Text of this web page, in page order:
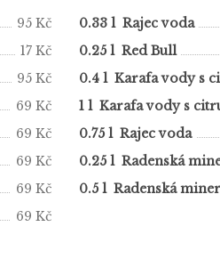
95 Kč
17 Kč
95 Kč
69 Kč
69 Kč
69 Kč
69 Kč
69 Kč
0.33 l Rajec voda
0.25 l Red Bull
0.4 l Karafa vody s
1 l Karafa vody s
0.75 l Rajec voda
0.25 l Radenská
0.5 l Radenská